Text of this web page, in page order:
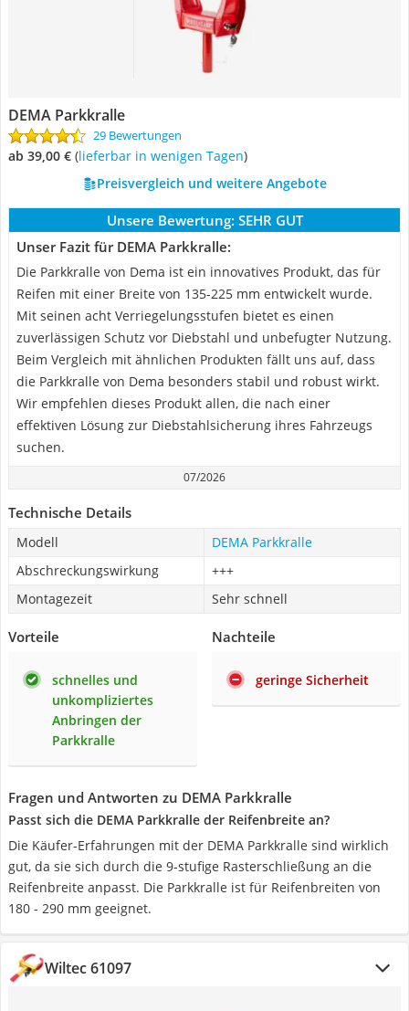
DEMA Parkkralle
29 Bewertungen
ab 39,00 € ( Lieferbar in wenigen Tagen)
Preisvergleich und weitere Angebote
Unsere Bewertung: SEHR GUT
Unser Fazit für DEMA Parkkralle:
Die Parkkralle von Dema ist ein innovatives Produkt, das für
Reifen mit einer Breite von 135-225 mm entwickelt wurde.
Mit seinen acht Verriegelungsstufen bietet es einen
zuverlässigen Schutz vor Diebstahl und unbefugter Nutzung.
Beim Vergleich mit ähnlichen Produkten fällt uns auf, dass
die Parkkralle von Dema besonders stabil und robust wirkt.
Wir empfehlen dieses Produkt allen, die nach einer
effektiven Lösung zur Diebstahlsicherung ihres Fahrzeugs
suchen.
07/2026
Technische Details
Modell
DEMA Parkkralle
Abschreckungswirkung
+++
Montagezeit
Sehr schnell
Vorteile
schnelles und
unkompliziertes
Anbringen der
Parkkralle
Nachteile
geringe Sicherheit
Fragen und Antworten zu DEMA Parkkralle
Passt sich die DEMA Parkkralle der Reifenbreite an?
Die Käufer-Erfahrungen mit der DEMA Parkkralle sind wirklich
gut, da sie sich durch die 9-stufige Rasterschließung an die
Reifenbreite anpasst. Die Parkkralle ist für Reifenbreiten von
180 - 290 mm geeignet.
Wiltec 61097